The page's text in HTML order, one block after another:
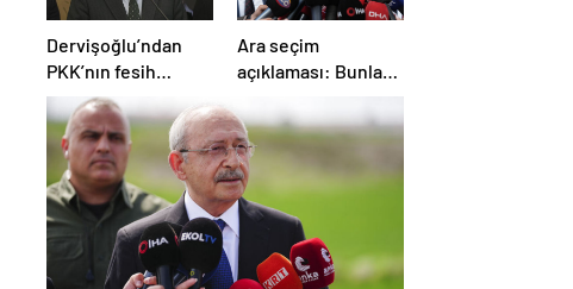
Dervişoğlu’ndan
PKK’nın fesih
kararına ilişkin
açıklama
Ara seçim
açıklaması: Bunlar